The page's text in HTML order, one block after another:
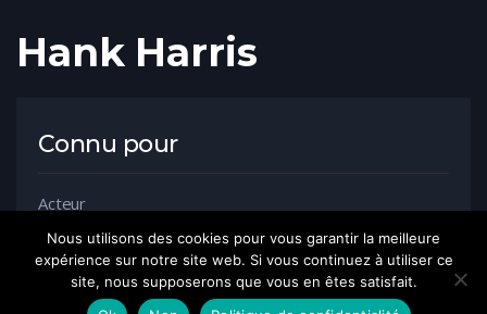
Hank Harris
Connu pour
Acteur
Nous utilisons des cookies pour vous garantir la meilleure
expérience sur notre site web. Si vous continuez à utiliser ce
site, nous supposerons que vous en êtes satisfait.